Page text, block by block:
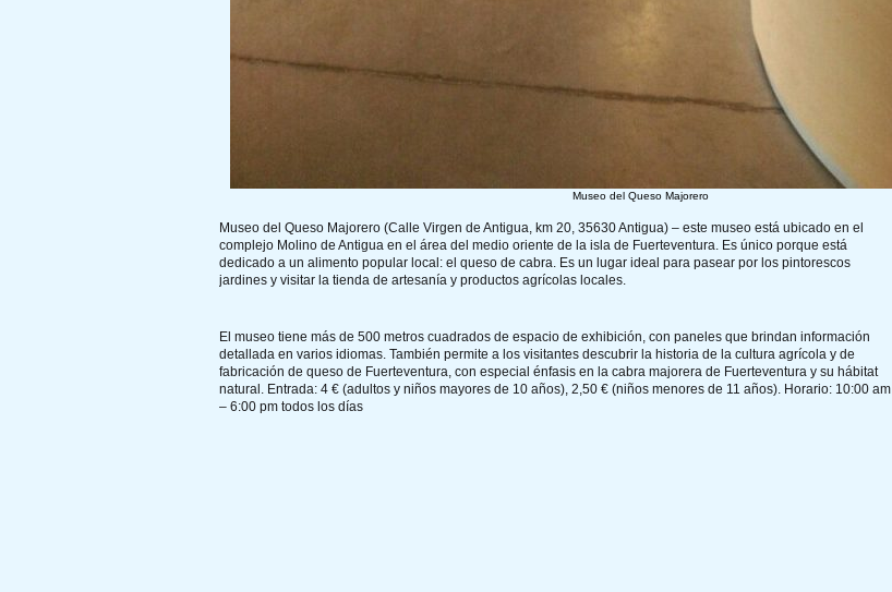
Museo del Queso Majorero
Museo del Queso Majorero (Calle Virgen de Antigua, km 20, 35630 Antigua) – este museo está ubicado en el
complejo Molino de Antigua en el área del medio oriente de la isla de Fuerteventura. Es único porque está
dedicado a un alimento popular local: el queso de cabra. Es un lugar ideal para pasear por los pintorescos
jardines y visitar la tienda de artesanía y productos agrícolas locales.
El museo tiene más de 500 metros cuadrados de espacio de exhibición, con paneles que brindan información
detallada en varios idiomas. También permite a los visitantes descubrir la historia de la cultura agrícola y de
fabricación de queso de Fuerteventura, con especial énfasis en la cabra majorera de Fuerteventura y su hábitat
natural. Entrada: 4 € (adultos y niños mayores de 10 años), 2,50 € (niños menores de 11 años). Horario: 10:00 am
– 6:00 pm todos los días